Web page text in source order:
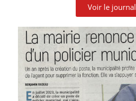
Voir le journal